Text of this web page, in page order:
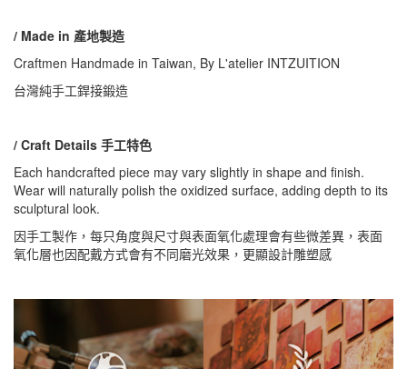
/ Made in 產地製造
Craftmen Handmade in Taiwan, By L'atelier INTZUITION
台灣純手工銲接鍛造
/ Craft Details 手工特色
Each handcrafted piece may vary slightly in shape and finish.
Wear will naturally polish the oxidized surface, adding depth to its
sculptural look.
因手工製作，每只角度與尺寸與表面氧化處理會有些微差異，表面
氧化層也因配戴方式會有不同磨光效果，更顯設計雕塑感